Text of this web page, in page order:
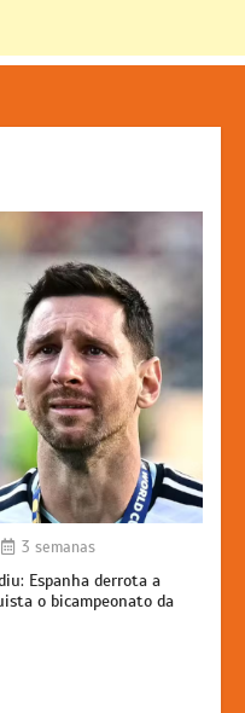
3 semanas
Espanha derrota a
o bicampeonato da